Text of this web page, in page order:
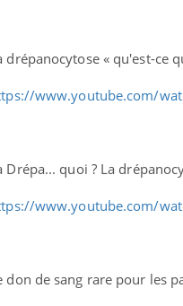
drépanocytose « qu'est-ce
www.youtube.com/
Drépa... quoi ? La
www.youtube.com/
don de sang rare pour les